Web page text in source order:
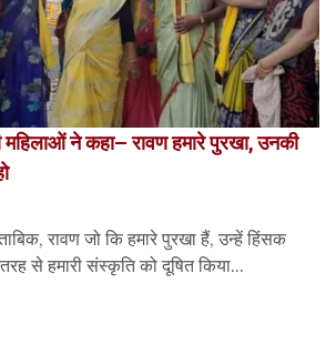
महिलाओं ने कहा– रावण हमारे पुरखा, उनकी
रावण जो कि हमारे पुरखा हैं, उन्हें हिंसक
से हमारी संस्कृति को दूषित किया...